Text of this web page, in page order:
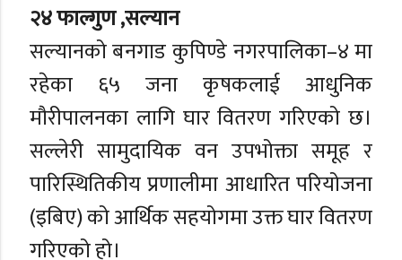
२४ फाल्गुण ,सल्यान
सल्यानको बनगाड कुपिण्डे नगरपालिका–४ मा
रहेका ६५ जना कृषकलाई आधुनिक
मौरीपालनका लागि घार वितरण गरिएको छ।
सल्लेरी सामुदायिक वन उपभोक्ता समूह र
पारिस्थितिकीय प्रणालीमा आधारित परियोजना
(इबिए) को आर्थिक सहयोगमा उक्त घार वितरण
गरिएको हो।